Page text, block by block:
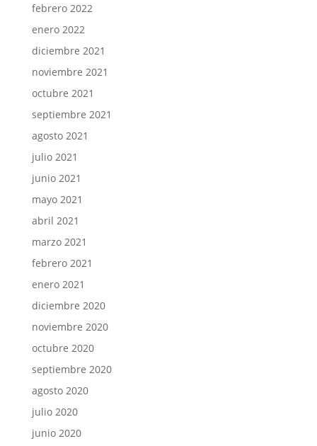
febrero 2022
enero 2022
diciembre 2021
noviembre 2021
octubre 2021
septiembre 2021
agosto 2021
julio 2021
junio 2021
mayo 2021
abril 2021
marzo 2021
febrero 2021
enero 2021
diciembre 2020
noviembre 2020
octubre 2020
septiembre 2020
agosto 2020
julio 2020
junio 2020